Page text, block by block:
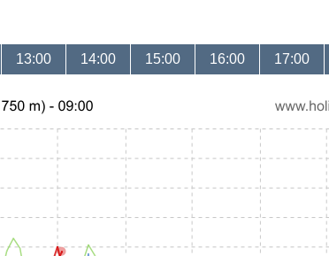
13:00 14:00 15:00 16:00 17:00